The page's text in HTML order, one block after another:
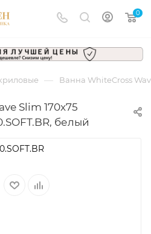
0
— Ванна WhiteCross
Slim 170x75
белый